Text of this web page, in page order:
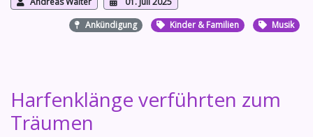
Ankündigung
Kinder & Familien Musik
Harfenklänge verführten zum
Träumen